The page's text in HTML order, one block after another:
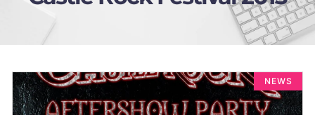
NEWS